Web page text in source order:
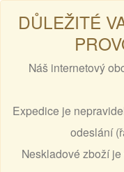
DŮLEŽITÉ
Náš internetový
Expedice je
odeslání
Neskladové zboží